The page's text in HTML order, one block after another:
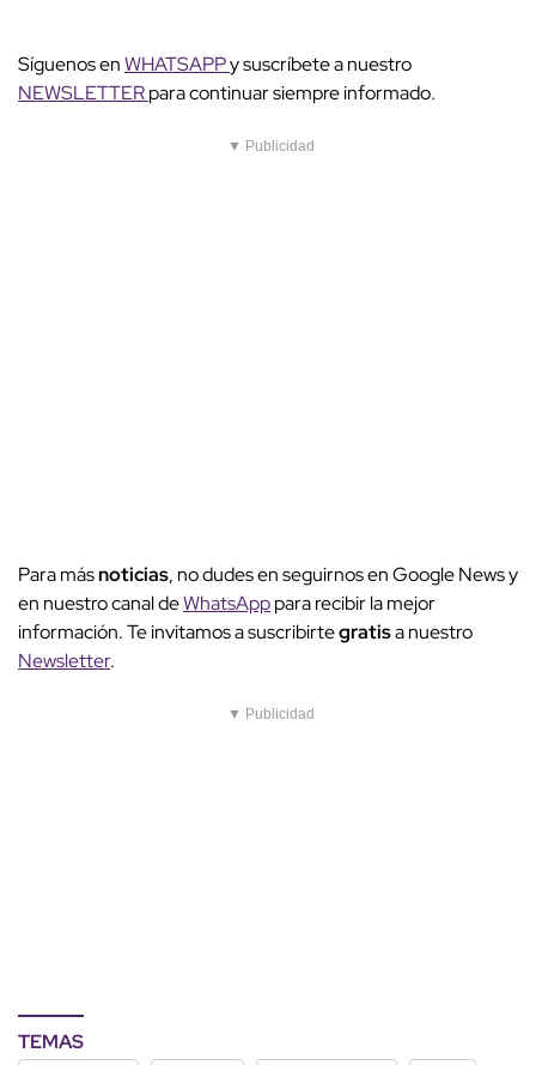
Síguenos enWHATSAPPy suscríbete a nuestro
NEWSLETTERpara continuar siempre informado.
▼ Publicidad
Para másnoticias, no dudes en seguirnos en Google News y
en nuestro canal deWhatsApppara recibir la mejor
información. Te invitamos a suscribirtegratisa nuestro
Newsletter.
▼ Publicidad
TEMAS